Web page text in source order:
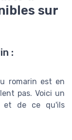
sur
:
romarin est en
pas. Voici un
et de ce qu'ils